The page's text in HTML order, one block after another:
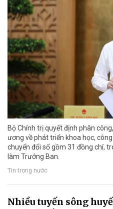
Bộ Chính trị quyết định phân
ương về phát triển khoa học,
chuyển đổi số gồm 31 đồng chí,
làm Trưởng Ban.
Tin trong nước
Nhiều tuyến sông